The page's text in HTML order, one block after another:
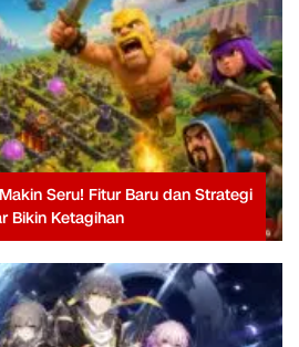
Seru! Fitur Baru dan Strategi
Bikin Ketagihan